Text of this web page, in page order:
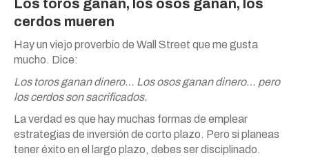
Los toros ganan, los osos ganan, los
cerdos mueren
Hay un viejo proverbio de Wall Street que me gusta
mucho. Dice:
Los toros ganan dinero… Los osos ganan dinero… pero
los cerdos son sacrificados.
La verdad es que hay muchas formas de emplear
estrategias de inversión de corto plazo. Pero si planeas
tener éxito en el largo plazo, debes ser disciplinado.